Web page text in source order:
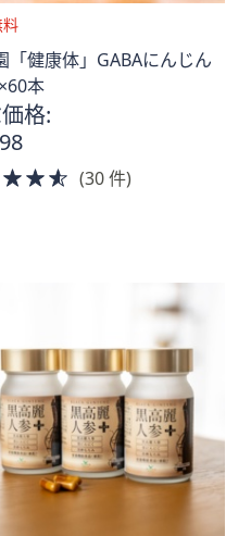
「健康体」GABAにんじん
本
格:
4.5
(30 件)